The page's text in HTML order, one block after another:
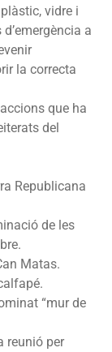
vidre i
a
la correcta
que ha
del
Republicana
de les
Matas.
“mur de
reunió per